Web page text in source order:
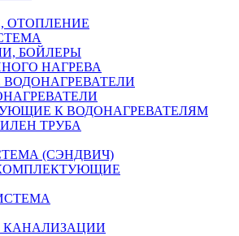
ОТОПЛЕНИЕ
БОЙЛЕРЫ
НАГРЕВА
К ВОДОНАГРЕВАТЕЛЯМ
ТРУБА
(СЭНДВИЧ)
КАНАЛИЗАЦИИ